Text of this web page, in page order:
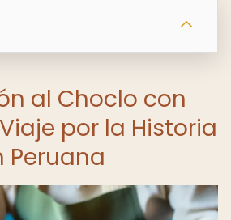
al Choclo con
por la Historia
Peruana